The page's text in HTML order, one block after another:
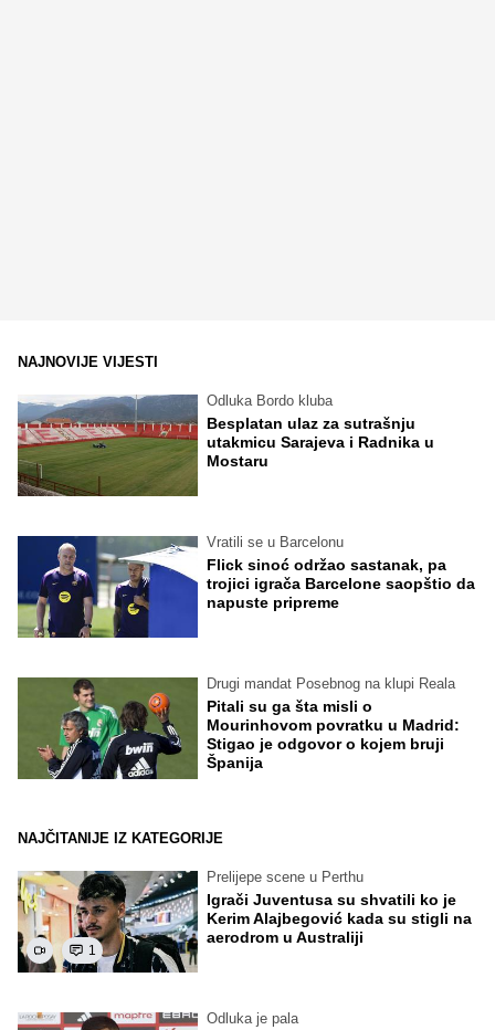
NAJNOVIJE VIJESTI
Odluka Bordo kluba
Besplatan ulaz za sutrašnju
utakmicu Sarajeva i Radnika u
Mostaru
Vratili se u Barcelonu
Flick sinoć održao sastanak, pa
trojici igrača Barcelone saopštio da
napuste pripreme
Drugi mandat Posebnog na klupi Reala
Pitali su ga šta misli o
Mourinhovom povratku u Madrid:
Stigao je odgovor o kojem bruji
Španija
NAJČITANIJE IZ KATEGORIJE
1
Prelijepe scene u Perthu
Igrači Juventusa su shvatili ko je
Kerim Alajbegović kada su stigli na
aerodrom u Australiji
Odluka je pala